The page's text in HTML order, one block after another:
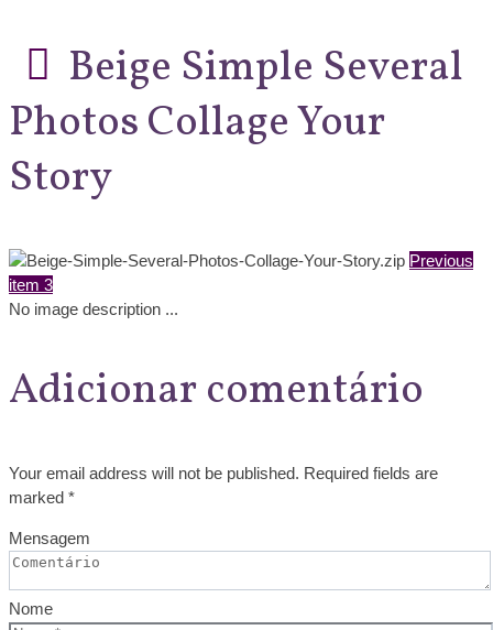
Beige Simple Several
Photos Collage Your
Story
Previous
item 3
No image description ...
Adicionar comentário
Your email address will not be published. Required fields are
marked *
Mensagem
Nome